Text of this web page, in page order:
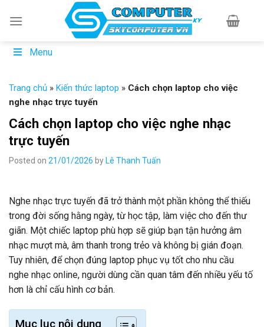
Menu
Trang chủ » Kiến thức laptop » Cách chọn laptop cho việc
nghe nhạc trực tuyến
Cách chọn laptop cho việc nghe nhạc
trực tuyến
Posted on 21/01/2026 by Lê Thanh Tuấn
Nghe nhạc trực tuyến đã trở thành một phần không thể thiếu
trong đời sống hằng ngày, từ học tập, làm việc cho đến thư
giãn. Một chiếc laptop phù hợp sẽ giúp bạn tận hưởng âm
nhạc mượt mà, âm thanh trong trẻo và không bị gián đoạn.
Tuy nhiên, để chọn đúng laptop phục vụ tốt cho nhu cầu
nghe nhạc online, người dùng cần quan tâm đến nhiều yếu tố
hơn là chỉ cấu hình cơ bản.
Mục lục nội dung